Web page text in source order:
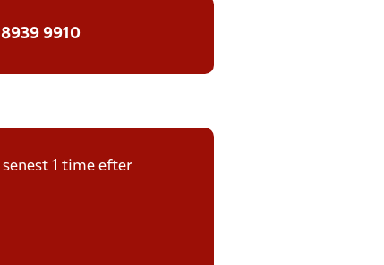
8939 9910
senest 1 time efter